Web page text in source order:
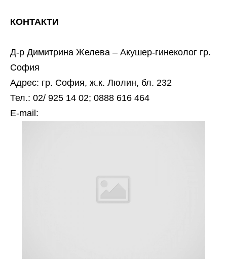
КОНТАКТИ
Д-р Димитрина Желева – Акушер-гинеколог гр.
София
Адрес: гр. София, ж.к. Люлин, бл. 232
Тел.: 02/ 925 14 02; 0888 616 464
Е-mail: